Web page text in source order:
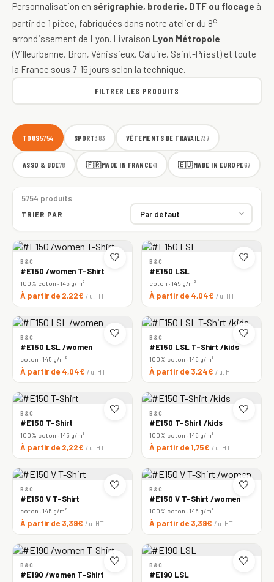
Personnalisation en sérigraphie, broderie, DTF ou flocage à
partir de 1 pièce, fabriquées dans notre atelier du 8e
arrondissement de Lyon. Livraison Lyon Métropole
(Villeurbanne, Bron, Vénissieux, Caluire, Saint-Priest) et toute
la France sous 7-15 jours selon la technique.
FILTRER LES PRODUITS
TOUS5754 SPORT383 VÊTEMENTS DE TRAVAIL737
ASSO & BDE78 🇫🇷MADE IN FRANCE41 🇪🇺MADE IN EUROPE67
5754 produits
TRIER PAR
🤍
B&C
#E150 /women T-Shirt
100% coton · 145 g/m²
À partir de 2,22€ / u. HT
🤍
B&C
#E150 LSL
coton · 145 g/m²
À partir de 4,04€ / u. HT
🤍
B&C
#E150 LSL /women
coton · 145 g/m²
À partir de 4,04€ / u. HT
🤍
B&C
#E150 LSL T-Shirt /kids
100% coton · 145 g/m²
À partir de 3,24€ / u. HT
🤍
B&C
#E150 T-Shirt
100% coton · 145 g/m²
À partir de 2,22€ / u. HT
🤍
B&C
#E150 T-Shirt /kids
100% coton · 145 g/m²
À partir de 1,75€ / u. HT
🤍
B&C
#E150 V T-Shirt
coton · 145 g/m²
À partir de 3,39€ / u. HT
🤍
B&C
#E150 V T-Shirt /women
100% coton · 145 g/m²
À partir de 3,39€ / u. HT
🤍
B&C
#E190 /women T-Shirt
🤍
B&C
#E190 LSL